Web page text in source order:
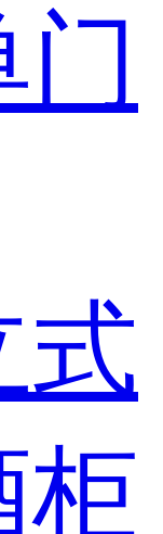
门
式
柜